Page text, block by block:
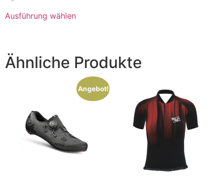
Ausführung wählen
Ähnliche Produkte
Angebot!